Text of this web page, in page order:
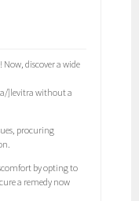
discover a wide
]levitra without a
procuring
by opting to
a remedy now